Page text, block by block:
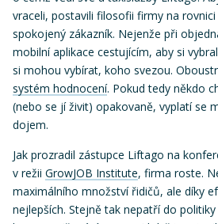
vraceli, postavili filosofii firmy na
spokojený zákazník. Nejenže při
mobilní aplikace cestujícím, aby si
si mohou vybírat, koho svezou.
systém hodnocení. Pokud tedy někdo
(nebo se jí živit) opakovaně, vyplatí se
dojem.
Jak prozradil zástupce Liftago na
v režii GrowJOB Institute, firma roste.
maximálního množství řidičů, ale díky
nejlepších. Stejně tak nepatří do